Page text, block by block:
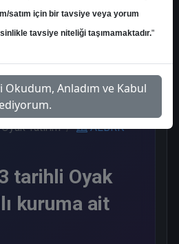
1 1
Oyak Yatırım
ALBRK
tarihli Oyak
kuruma ait
satım için bir tavsiye veya yorum
tavsiye niteliği taşımamaktadır."
Anladım ve Kabul
ediyorum.